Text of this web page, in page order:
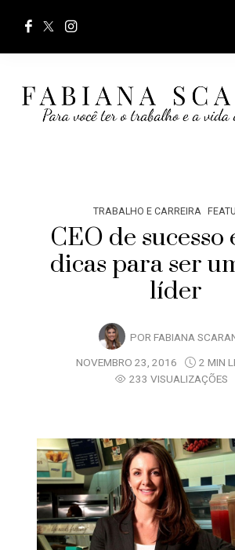
TRABALHO E CARREIRA
CEO de sucesso
dicas para ser
líder
POR FABIANA
NOVEMBRO 23, 2016
2 MIN
233 VISUALIZAÇÕES